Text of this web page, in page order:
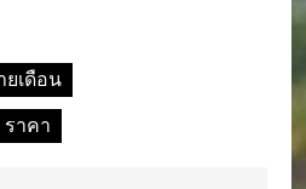
ยเดือน
ราคา